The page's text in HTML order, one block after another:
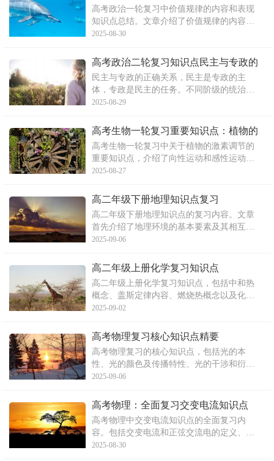
现知识点总结
高考政治一轮复习中价值规律的内容和表现
知识点总结。文章介绍了价值规律的内容和
表现形式，包括商品的价值量由社会必要劳
等价交换，以及受供求关系影响的商品价格
波动是价值规律的表现形式。文章还涉及公
有制的实现形式、公有制
2025-08-30
高考政治二轮复习知识点民主与专政的
正确关系
民主与专政的正确关系，民主是专政的主
体，专政是民主的任务。不同阶级的统治通
过其民主来实现，如资产阶级民主和无产阶
专政，人民民主统治也不等于人民统治。文
章还指出，西方国家的民主并非人人当家作
主，资产阶级民主国家的选
2025-08-29
高考生物一轮复习重要知识点：植物的
激素调节
高考生物一轮复习中关于植物的激素调节的
重要知识点，介绍了向性运动和感性运动的
定义和特点，阐述了植物激素的概念和植物
章还讨论了胚芽鞘、琼脂在生长素调节中的
作用，生长素的横向运输和竖直向下运输，
生长素对植物生长影响的
2025-08-27
高二年级下册地理知识点复习
高二年级下册地理知识点的复习内容。文章
首先介绍了地理环境的基本要素及其相互作
用，包括自然地理环境和人文地理环境，以
章阐述了地理环境的地域分异规律，包括从
赤道到两极、从沿海向内陆以及山地的垂直
地域分异。此外，文章还
2025-09-06
高二年级上册化学复习知识点
高二年级上册化学复习知识点，包括中和热
概念、盖斯定律内容、燃烧热概念以及化学
方程式、文字表达式、电离方程式的书写步
实验操作步骤，对于学习和理解化学知识具
2025-09-02
高考物理复习核心知识点精要
高考物理复习的核心知识点，包括光的本
性、光的颜色及传播特性、光的干涉和衍射
现象、光的偏振和电磁说等内容，以及恒定
电阻、电阻定律、闭合电路欧姆定律和电功
2025-09-06
高考物理：全面复习交变电流知识点
高考物理中交变电流知识点的全面复习内
容。包括交变电流和正弦交流电的定义、表
征交变电流的物理量、电感、电容对交变电
2025-08-30